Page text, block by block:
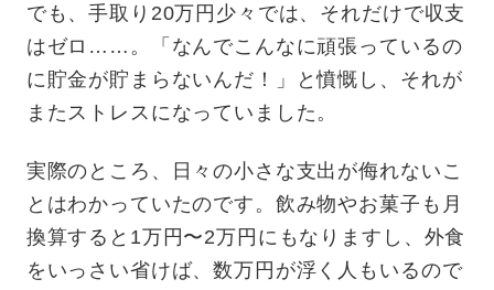
でも、手取り20万円少々では、それだけで収支
はゼロ……。「なんでこんなに頑張っているの
に貯金が貯まらないんだ！」と憤慨し、それが
またストレスになっていました。
実際のところ、日々の小さな支出が侮れないこ
とはわかっていたのです。飲み物やお菓子も月
換算すると1万円〜2万円にもなりますし、外食
をいっさい省けば、数万円が浮く人もいるので